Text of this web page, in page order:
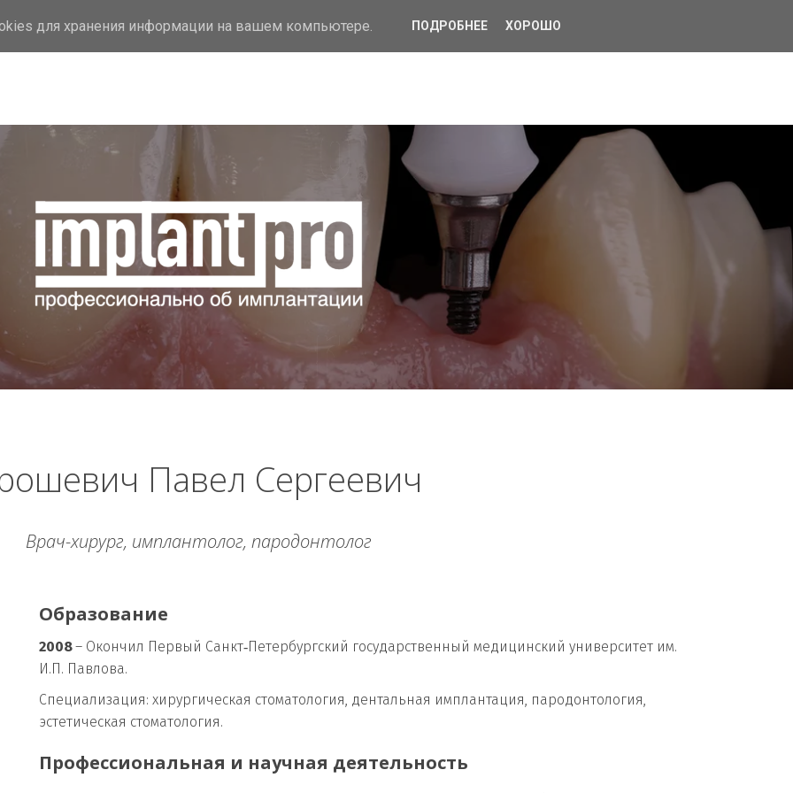
Павел Сергеевич
Врач-хирург, имплантолог, пародонтолог
Образование
2008 – Окончил Первый Санкт‑Петербургский государственный медицинский университет им.
И.П. Павлова.
Специализация: хирургическая стоматология, дентальная имплантация, пародонтология,
эстетическая стоматология.
Профессиональная и научная деятельность
для хранения информации на вашем компьютере. ПОДРОБНЕЕ ХОРОШО